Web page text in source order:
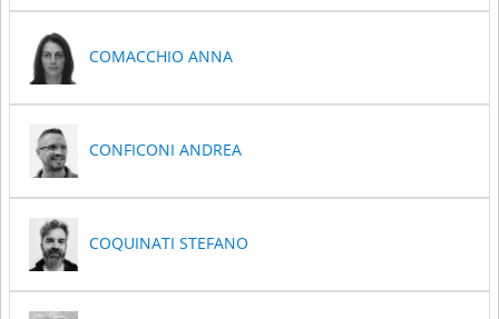
COMACCHIO ANNA
CONFICONI ANDREA
COQUINATI STEFANO